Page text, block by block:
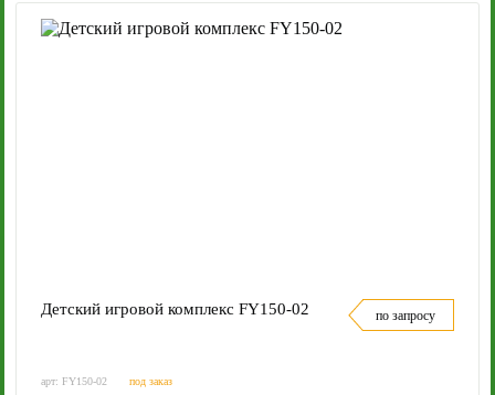
Детский игровой комплекс FY150-02 по запросу
арт: FY150-02 под заказ